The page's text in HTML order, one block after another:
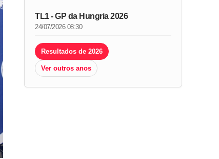
TL1 - GP da Hungria 2026
24/07/2026 08:30
Resultados de 2026
Ver outros anos